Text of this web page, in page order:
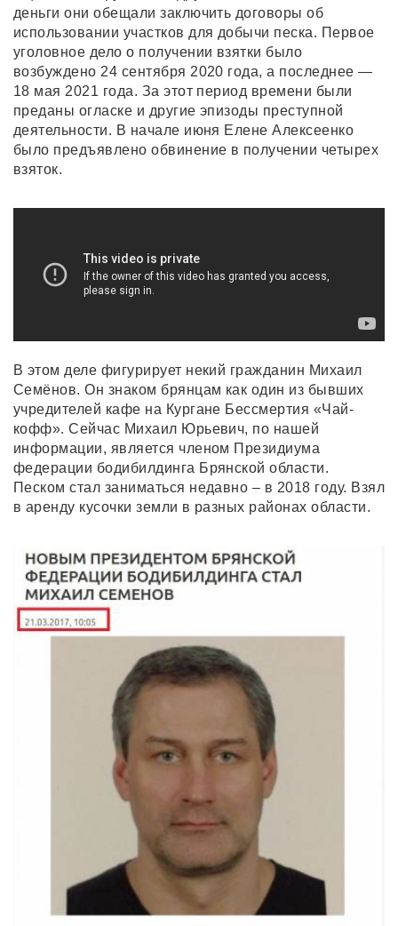
деньги они обещали заключить договоры об
использовании участков для добычи песка. Первое
уголовное дело о получении взятки было
возбуждено 24 сентября 2020 года, а последнее —
18 мая 2021 года. За этот период времени были
преданы огласке и другие эпизоды преступной
деятельности. В начале июня Елене Алексеенко
было предъявлено обвинение в получении четырех
взяток.
В этом деле фигурирует некий гражданин Михаил
Семёнов. Он знаком брянцам как один из бывших
учредителей кафе на Кургане Бессмертия «Чай-
кофф». Сейчас Михаил Юрьевич, по нашей
информации, является членом Президиума
федерации бодибилдинга Брянской области.
Песком стал заниматься недавно – в 2018 году. Взял
в аренду кусочки земли в разных районах области.